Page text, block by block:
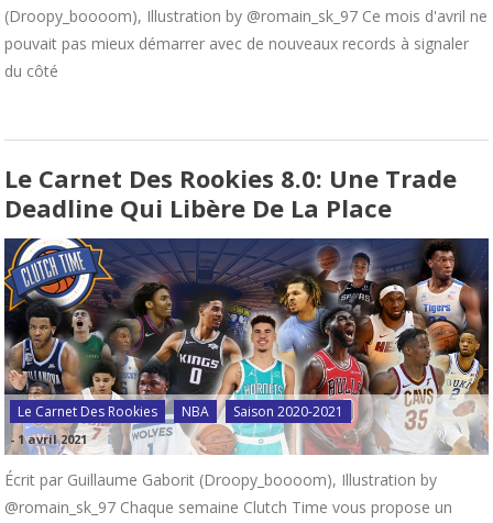
(Droopy_boooom), Illustration by @romain_sk_97 Ce mois d'avril ne
pouvait pas mieux démarrer avec de nouveaux records à signaler
du côté
Le Carnet Des Rookies 8.0: Une Trade
Deadline Qui Libère De La Place
Le Carnet Des Rookies NBA Saison 2020-2021
- 1 avril 2021
Écrit par Guillaume Gaborit (Droopy_boooom), Illustration by
@romain_sk_97 Chaque semaine Clutch Time vous propose un